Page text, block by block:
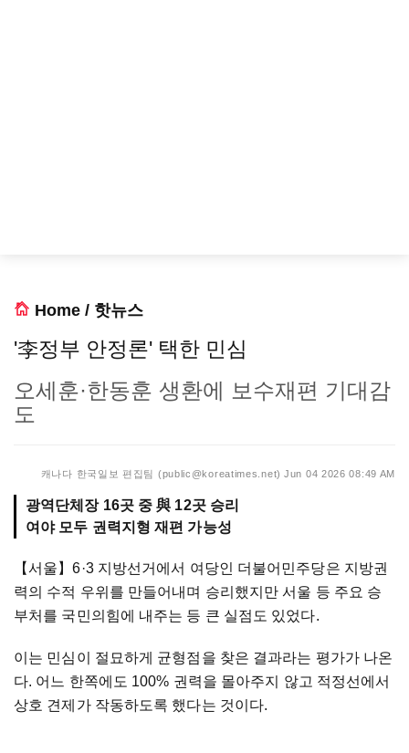
Home / 핫뉴스
'李정부 안정론' 택한 민심
오세훈·한동훈 생환에 보수재편 기대감
도
캐나다 한국일보 편집팀 (public@koreatimes.net) Jun 04 2026 08:49 AM
광역단체장 16곳 중 與 12곳 승리
여야 모두 권력지형 재편 가능성
【서울】6·3 지방선거에서 여당인 더불어민주당은 지방권
력의 수적 우위를 만들어내며 승리했지만 서울 등 주요 승
부처를 국민의힘에 내주는 등 큰 실점도 있었다.
이는 민심이 절묘하게 균형점을 찾은 결과라는 평가가 나온
다. 어느 한쪽에도 100% 권력을 몰아주지 않고 적정선에서
상호 견제가 작동하도록 했다는 것이다.